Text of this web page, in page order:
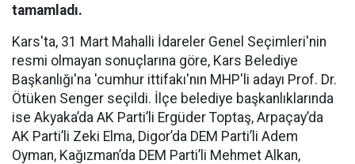
tamamladı.
Kars'ta, 31 Mart Mahalli İdareler Genel Seçimleri'nin
resmi olmayan sonuçlarına göre, Kars Belediye
Başkanlığı'na 'cumhur ittifakı'nın MHP'li adayı Prof. Dr.
Ötüken Senger seçildi. İlçe belediye başkanlıklarında
ise Akyaka’da AK Parti’li Ergüder Toptaş, Arpaçay’da
AK Parti’li Zeki Elma, Digor’da DEM Parti’li Adem
Oyman, Kağızman’da DEM Parti’li Mehmet Alkan,